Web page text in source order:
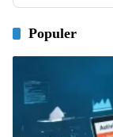
Populer